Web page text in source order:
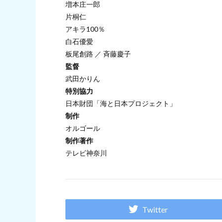
増本庄一郎
片桐仁
アキラ100％
白石優愛
板尾創路 ／ 斉藤慶子
監督
武田かりん
特別協力
日本財団「海と日本プロジェクト」
制作
オルゴール
制作著作
テレビ神奈川
Twitter